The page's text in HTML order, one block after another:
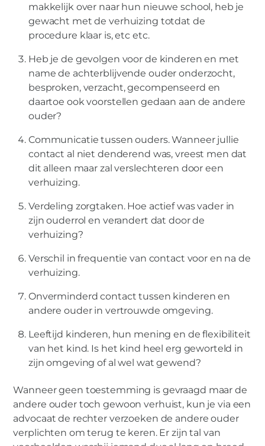
makkelijk over naar hun nieuwe school, heb je
gewacht met de verhuizing totdat de
procedure klaar is, etc etc.
Heb je de gevolgen voor de kinderen en met
name de achterblijvende ouder onderzocht,
besproken, verzacht, gecompenseerd en
daartoe ook voorstellen gedaan aan de andere
ouder?
Communicatie tussen ouders. Wanneer jullie
contact al niet denderend was, vreest men dat
dit alleen maar zal verslechteren door een
verhuizing.
Verdeling zorgtaken. Hoe actief was vader in
zijn ouderrol en verandert dat door de
verhuizing?
Verschil in frequentie van contact voor en na de
verhuizing.
Onverminderd contact tussen kinderen en
andere ouder in vertrouwde omgeving.
Leeftijd kinderen, hun mening en de flexibiliteit
van het kind. Is het kind heel erg geworteld in
zijn omgeving of al wel wat gewend?
Wanneer geen toestemming is gevraagd maar de
andere ouder toch gewoon verhuist, kun je via een
advocaat de rechter verzoeken de andere ouder
verplichten om terug te keren. Er zijn tal van